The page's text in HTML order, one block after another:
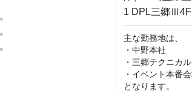
主な勤務地は、
・中野本社
・三郷テクニカ
・イベント本番
となります。